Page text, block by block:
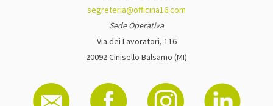
segreteria@officina16.com
Sede Operativa
Via dei Lavoratori, 116
20092 Cinisello Balsamo (MI)